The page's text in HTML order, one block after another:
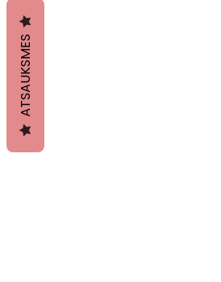
ATSAUKSMES